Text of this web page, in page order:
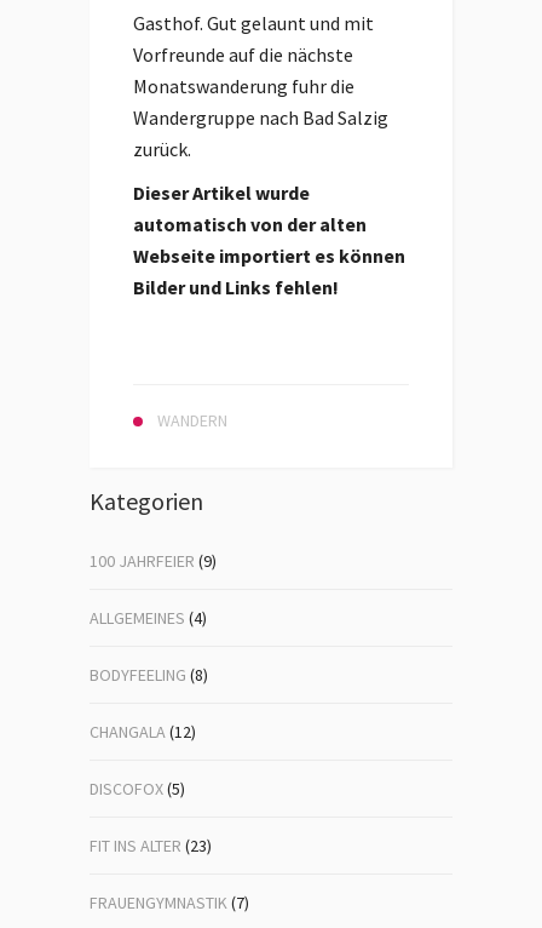
Gasthof. Gut gelaunt und mit
Vorfreunde auf die nächste
Monatswanderung fuhr die
Wandergruppe nach Bad Salzig
zurück.
Dieser Artikel wurde
automatisch von der alten
Webseite importiert es können
Bilder und Links fehlen!
WANDERN
Kategorien
100 JAHRFEIER (9)
ALLGEMEINES (4)
BODYFEELING (8)
CHANGALA(12)
DISCOFOX(5)
FIT INS ALTER (23)
FRAUENGYMNASTIK(7)